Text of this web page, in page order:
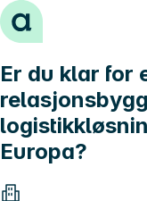
Hopp til innhold
Er du klar for
Europa?